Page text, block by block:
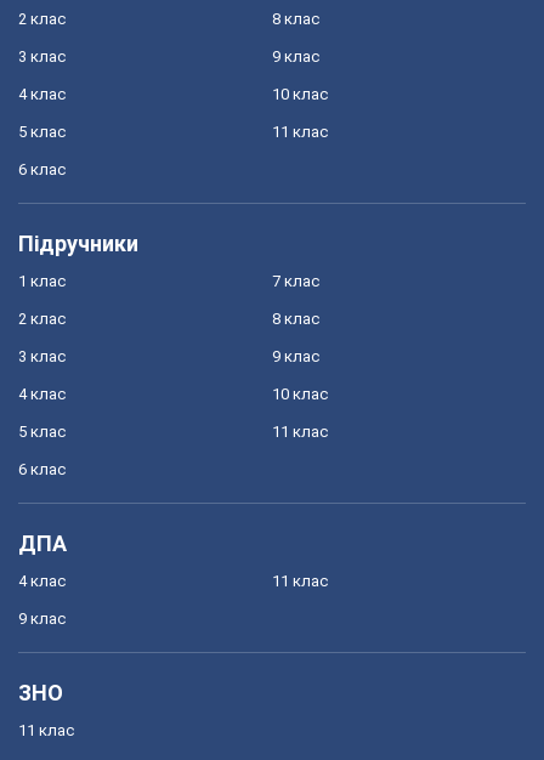
2 клас
3 клас
4 клас
5 клас
6 клас
8 клас
9 клас
10 клас
11 клас
Підручники
1 клас
2 клас
3 клас
4 клас
5 клас
6 клас
7 клас
8 клас
9 клас
10 клас
11 клас
ДПА
4 клас
9 клас
11 клас
ЗНО
11 клас